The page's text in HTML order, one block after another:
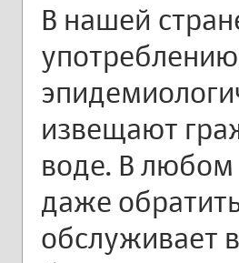
В нашей
извещают
воде. В любом
даже
обслуживает